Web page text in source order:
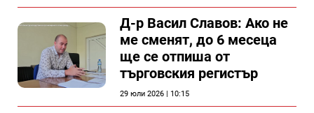
Д-р Васил Славов: Ако не
ме сменят, до 6 месеца
ще се отпиша от
търговския регистър
29 юли 2026 | 10:15